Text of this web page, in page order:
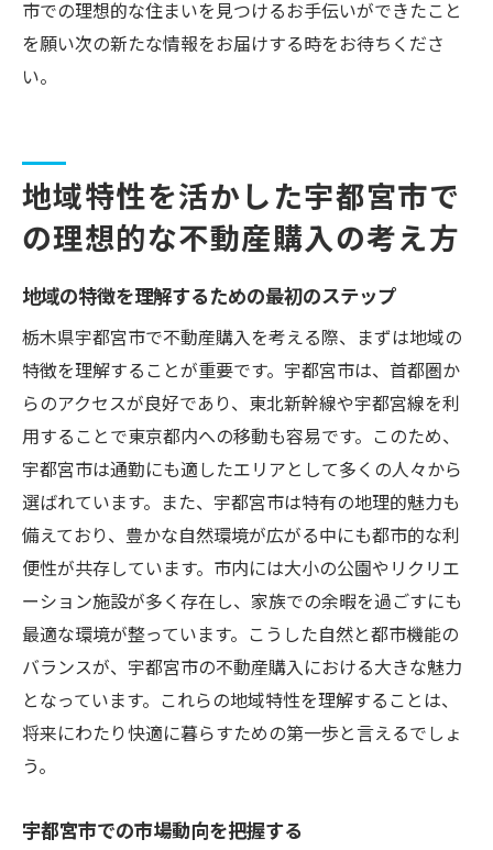
市での理想的な住まいを見つけるお手伝いができたこと
を願い次の新たな情報をお届けする時をお待ちくださ
い。
地域特性を活かした宇都宮市で
の理想的な不動産購入の考え方
地域の特徴を理解するための最初のステップ
栃木県宇都宮市で不動産購入を考える際、まずは地域の
特徴を理解することが重要です。宇都宮市は、首都圏か
らのアクセスが良好であり、東北新幹線や宇都宮線を利
用することで東京都内への移動も容易です。このため、
宇都宮市は通勤にも適したエリアとして多くの人々から
選ばれています。また、宇都宮市は特有の地理的魅力も
備えており、豊かな自然環境が広がる中にも都市的な利
便性が共存しています。市内には大小の公園やリクリエ
ーション施設が多く存在し、家族での余暇を過ごすにも
最適な環境が整っています。こうした自然と都市機能の
バランスが、宇都宮市の不動産購入における大きな魅力
となっています。これらの地域特性を理解することは、
将来にわたり快適に暮らすための第一歩と言えるでしょ
う。
宇都宮市での市場動向を把握する